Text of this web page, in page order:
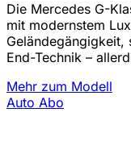
Die Mercedes G-
mit modernstem
End-Technik –
Mehr zum Modell
Auto Abo